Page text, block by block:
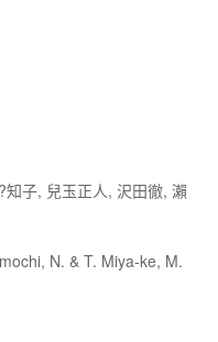
子, 兒玉正人, 沢田徹, 瀨
N. & T. Miya-ke, M.